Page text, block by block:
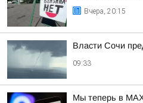
Вчера, 20:15
Власти Сочи
09:33
Мы теперь в